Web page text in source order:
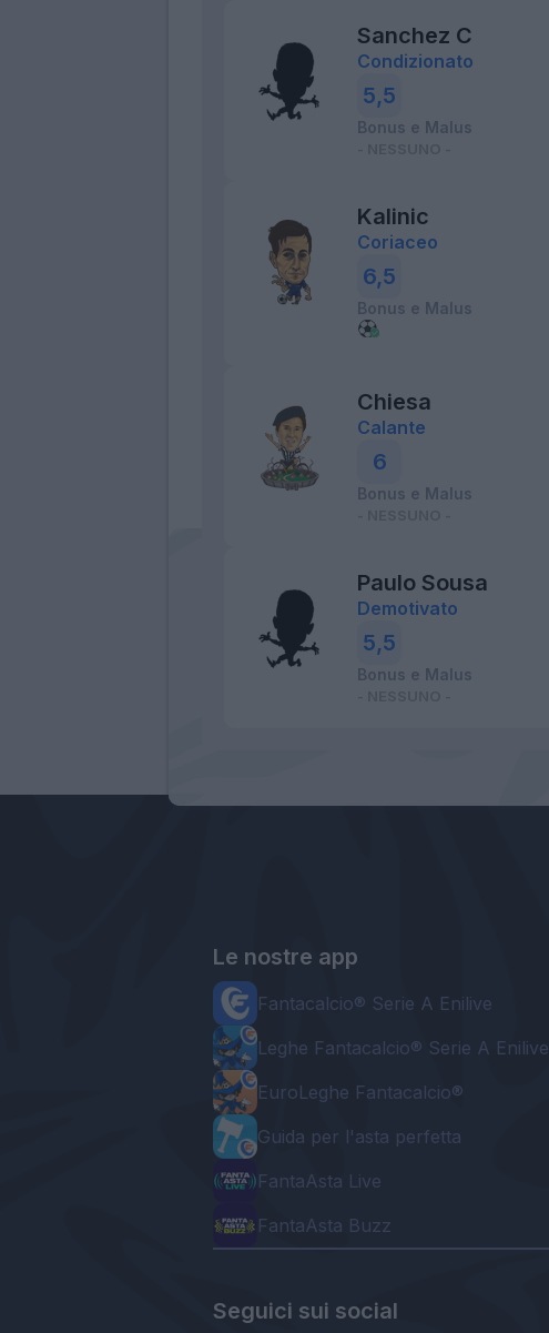
Sanchez C
Condizionato
5,5
Bonus e Malus
Kalinic
Coriaceo
6,5
Bonus e Malus
Chiesa
Calante
6
Bonus e Malus
Paulo Sousa
Demotivato
5,5
Bonus e Malus
Le nostre app
Fantacalcio® Serie A Enilive
Leghe Fantacalcio® Serie A Enilive
EuroLeghe Fantacalcio®
Guida per l'asta perfetta
FantaAsta Live
FantaAsta Buzz
Seguici sui social